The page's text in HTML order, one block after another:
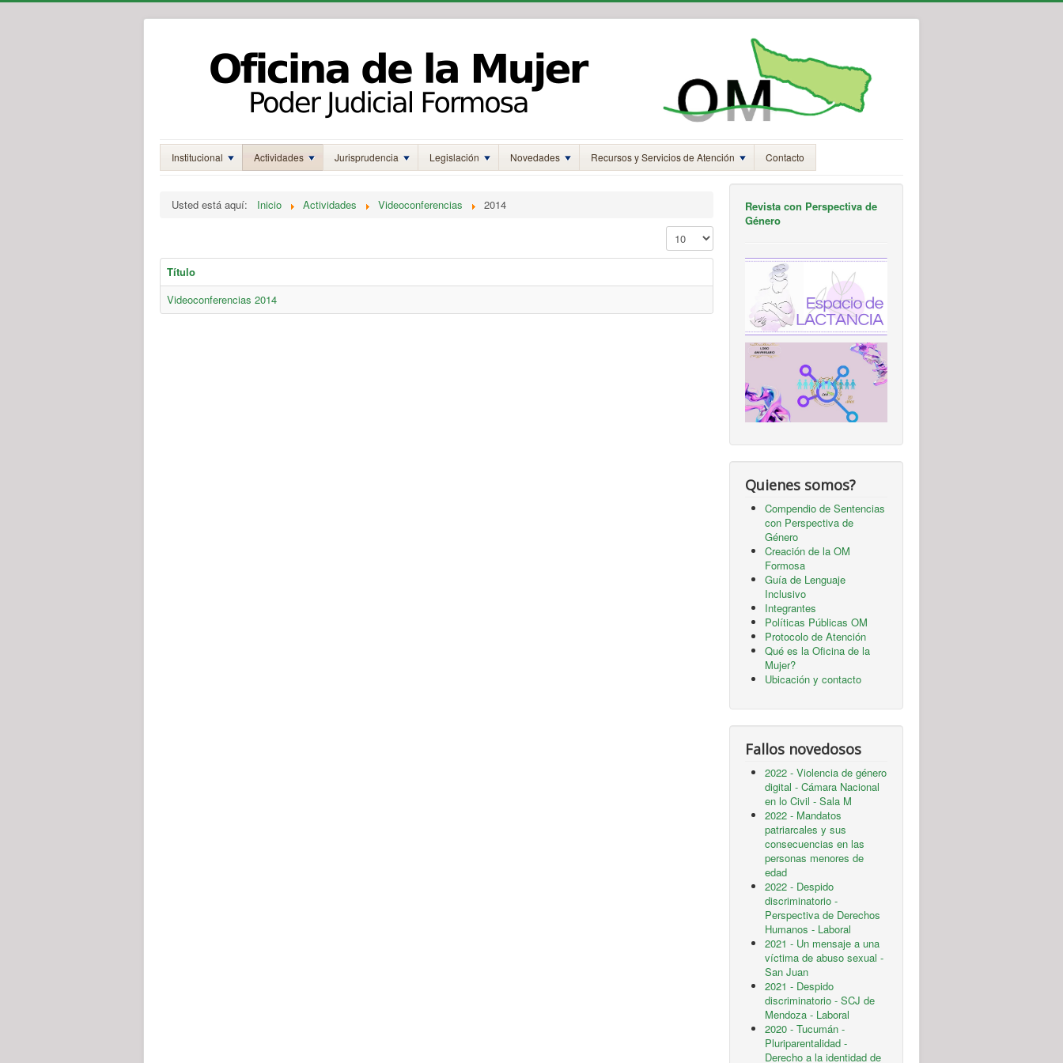
Institucional Actividades Jurisprudencia Legislación Novedades Recursos y Servicios de Atención Contacto
Usted está aquí: Inicio Actividades Videoconferencias
2014
Mostrar #
Título
Videoconferencias 2014
Revista con Perspectiva de
Género
Quienes somos?
Compendio de Sentencias
con Perspectiva de
Género
Creación de la OM
Formosa
Guía de Lenguaje
Inclusivo
Integrantes
Políticas Públicas OM
Protocolo de Atención
Qué es la Oficina de la
Mujer?
Ubicación y contacto
Fallos novedosos
2022 - Violencia de género
digital - Cámara Nacional
en lo Civil - Sala M
2022 - Mandatos
patriarcales y sus
consecuencias en las
personas menores de
edad
2022 - Despido
discriminatorio -
Perspectiva de Derechos
Humanos - Laboral
2021 - Un mensaje a una
víctima de abuso sexual -
San Juan
2021 - Despido
discriminatorio - SCJ de
Mendoza - Laboral
2020 - Tucumán -
Pluriparentalidad -
Derecho a la identidad de